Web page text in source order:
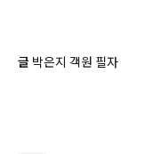
글 박은지 객원 필자